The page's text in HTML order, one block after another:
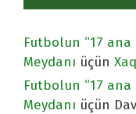
Futbolun “17 ana
Meydanı üçün
Futbolun “17 ana
Meydanı üçün